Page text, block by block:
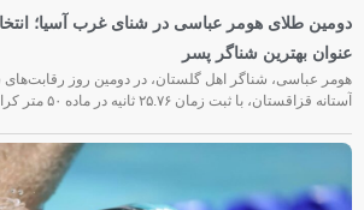
دومین طلای هومر عباسی در شنای غرب آسیا؛ انتخاب
عنوان بهترین شناگر پسر
هومر عباسی، شناگر اهل گلستان، در دومین روز رقابت‌های
آستانه قزاقستان، با ثبت زمان ۲۵.۷۶ ثانیه در ماده ۵۰ متر کرال پشت به مدال طلا